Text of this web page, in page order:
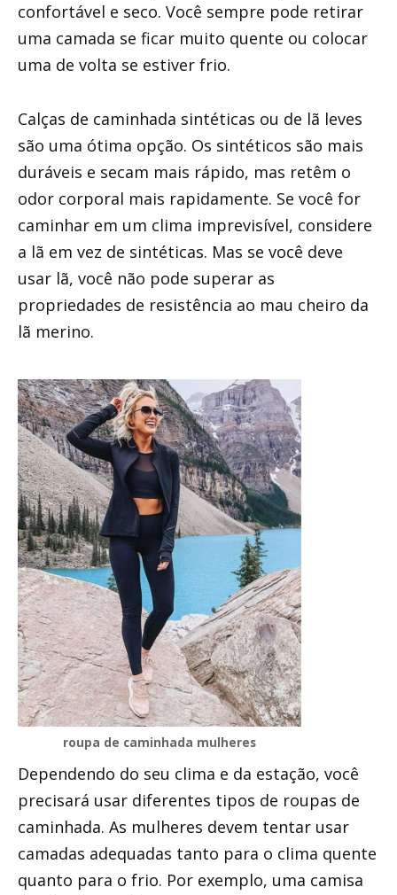
confortável e seco. Você sempre pode retirar
uma camada se ficar muito quente ou colocar
uma de volta se estiver frio.
Calças de caminhada sintéticas ou de lã leves
são uma ótima opção. Os sintéticos são mais
duráveis ​​e secam mais rápido, mas retêm o
odor corporal mais rapidamente. Se você for
caminhar em um clima imprevisível, considere
a lã em vez de sintéticas. Mas se você deve
usar lã, você não pode superar as
propriedades de resistência ao mau cheiro da
lã merino.
roupa de caminhada mulheres
Dependendo do seu clima e da estação, você
precisará usar diferentes tipos de roupas de
caminhada. As mulheres devem tentar usar
camadas adequadas tanto para o clima quente
quanto para o frio. Por exemplo, uma camisa